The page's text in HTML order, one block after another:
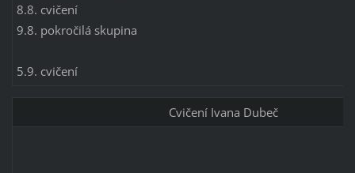
8.8. cvičení
9.8. pokročilá skupina
5.9. cvičení
Cvičení Ivana Dubeč